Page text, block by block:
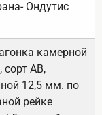
Ондутис
камерной
сорт АВ,
12,5 мм. по
рейке